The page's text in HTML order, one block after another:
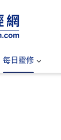
每日靈修